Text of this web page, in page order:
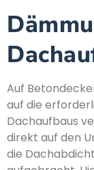
Auf
auf die
Dachaufbaus
direkt auf den
die